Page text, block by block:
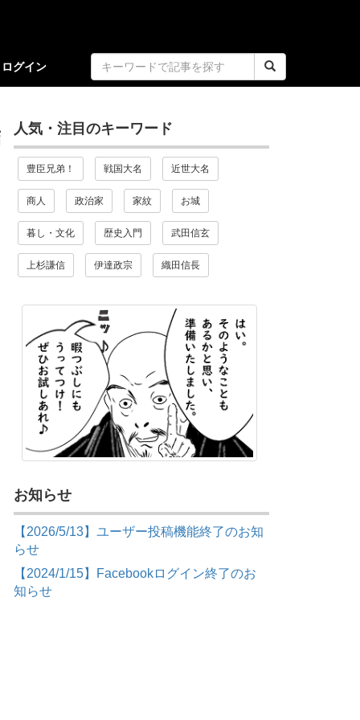
ログイン
人気・注目のキーワード
豊臣兄弟！ 戦国大名 近世大名
商人 政治家 家紋 お城
暮し・文化 歴史入門 武田信玄
上杉謙信 伊達政宗 織田信長
お知らせ
【2026/5/13】ユーザー投稿機能終了のお知
らせ
【2024/1/15】Facebookログイン終了のお
知らせ